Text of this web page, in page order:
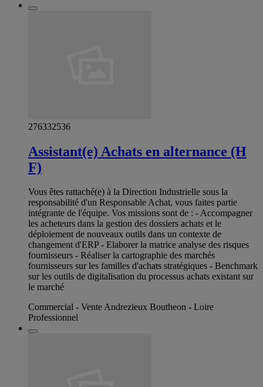
276332536
Assistant(e) Achats en alternance (H
F)
Vous êtes rattaché(e) à la Direction Industrielle sous la
responsabilité d'un Responsable Achat, vous faites partie
intégrante de l'équipe. Vos missions sont de : - Accompagner
les acheteurs dans la gestion des dossiers achats et le
déploiement de nouveaux outils dans un contexte de
changement d'ERP - Elaborer la matrice analyse des risques
fournisseurs - Réaliser la cartographie des marchés
fournisseurs sur les familles d'achats stratégiques - Benchmark
sur les outils de digitalisation du processus achats existant sur
le marché
Commercial - Vente Andrezieux Boutheon - Loire
Professionnel